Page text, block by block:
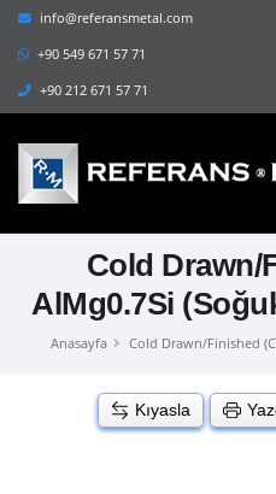
info@referansmetal.com
+90 549 671 57 71
+90 212 671 57 71
Cold Drawn/
AlMg0.7Si
Anasayfa Cold Drawn/Finished
Kıyasla